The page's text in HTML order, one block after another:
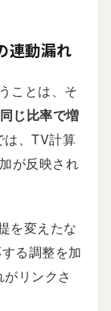
連動漏れ
ことは、そ
じ比率で増
は、TV計算
が反映され
を変えたな
る調整を加
リンクさ